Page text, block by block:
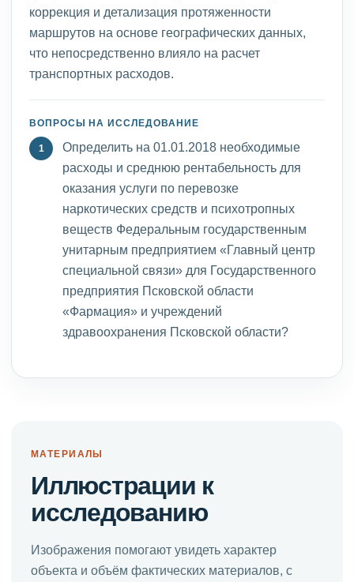
коррекция и детализация протяженности
маршрутов на основе географических данных,
что непосредственно влияло на расчет
транспортных расходов.
ВОПРОСЫ НА ИССЛЕДОВАНИЕ
Определить на 01.01.2018 необходимые
расходы и среднюю рентабельность для
оказания услуги по перевозке
наркотических средств и психотропных
веществ Федеральным государственным
унитарным предприятием «Главный центр
специальной связи» для Государственного
предприятия Псковской области
«Фармация» и учреждений
здравоохранения Псковской области?
МАТЕРИАЛЫ
Иллюстрации к
исследованию
Изображения помогают увидеть характер
объекта и объём фактических материалов, с